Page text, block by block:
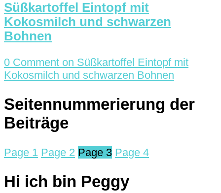
Süßkartoffel Eintopf mit
Kokosmilch und schwarzen
Bohnen
0 Comment on Süßkartoffel Eintopf mit
Kokosmilch und schwarzen Bohnen
Seitennummerierung der
Beiträge
Page 1 Page 2 Page 3 Page 4
Hi ich bin Peggy